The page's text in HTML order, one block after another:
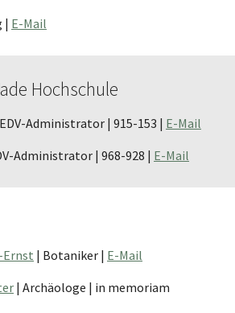
| E-Mail
Hochschule
Administrator | 915-153 | E-Mail
Administrator | 968-928 | E-Mail
Ernst | Botaniker | E-Mail
| Archäologe | in memoriam